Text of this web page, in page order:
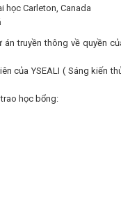
học Carleton, Canada
án truyền thông về quyền
của YSEALI ( Sáng
học bổng: